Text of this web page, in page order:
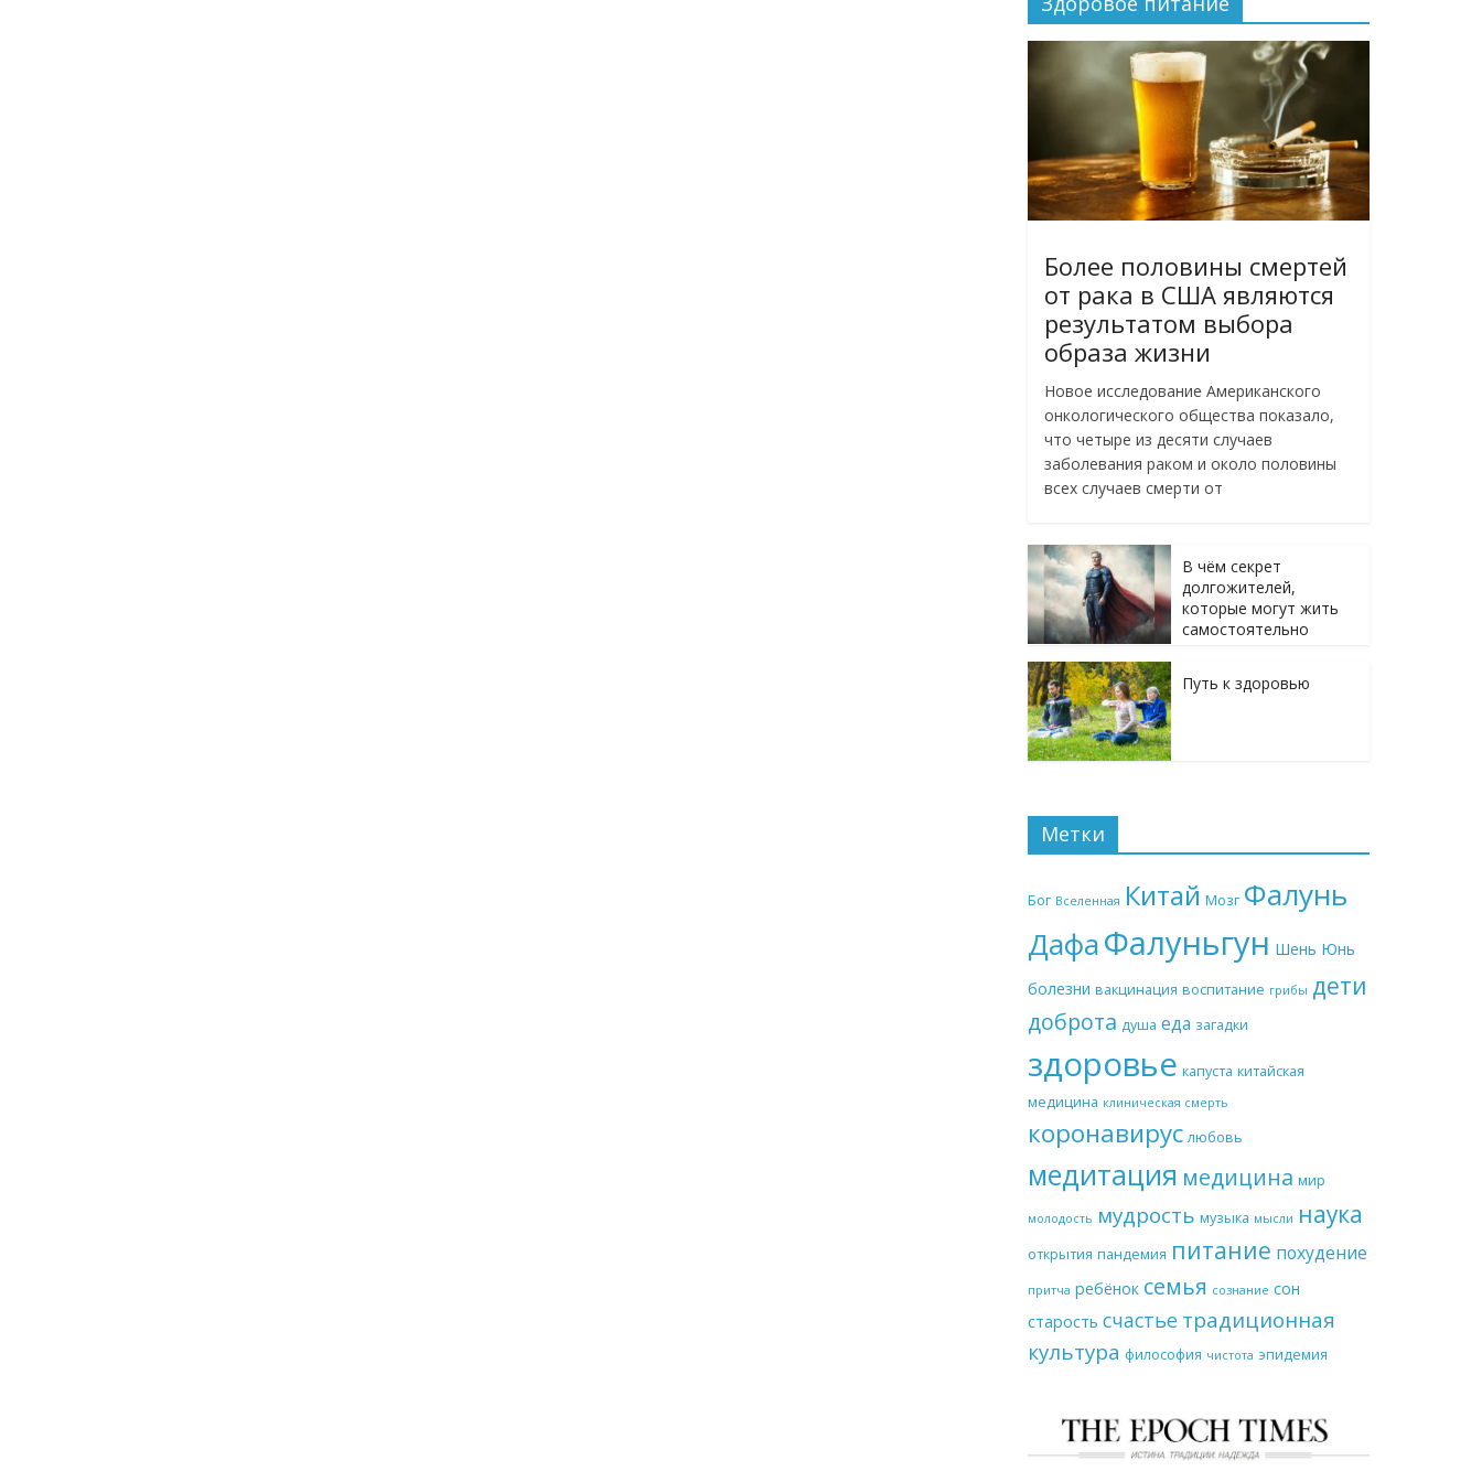
Более половины смертей
от рака в США являются
результатом выбора
образа жизни
Новое исследование Американского
онкологического общества показало,
что четыре из десяти случаев
заболевания раком и около половины
всех случаев смерти от
В чём секрет
долгожителей,
которые могут жить
самостоятельно
Путь к здоровью
Метки
Бог Вселенная Китай Мозг Фалунь
ДафаФалуньгун Шень Юнь
болезни вакцинация воспитание грибы дети
доброта душа еда загадки
здоровье капуста китайская
медицина клиническая смерть
коронавирус любовь
медитация медицина мир
молодость мудрость музыка мысли наука
открытия пандемия питание похудение
притча ребёнок семья сознание сон
старость счастье традиционная
культура философия чистота эпидемия